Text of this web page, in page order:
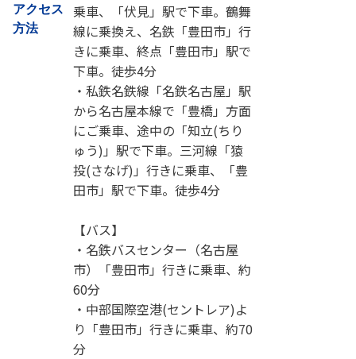
アクセス
方法
乗車、「伏見」駅で下車。鶴舞
線に乗換え、名鉄「豊田市」行
きに乗車、終点「豊田市」駅で
下車。徒歩4分
・私鉄名鉄線「名鉄名古屋」駅
から名古屋本線で「豊橋」方面
にご乗車、途中の「知立(ちり
ゅう)」駅で下車。三河線「猿
投(さなげ)」行きに乗車、「豊
田市」駅で下車。徒歩4分
【バス】
・名鉄バスセンター（名古屋
市）「豊田市」行きに乗車、約
60分
・中部国際空港(セントレア)よ
り「豊田市」行きに乗車、約70
分